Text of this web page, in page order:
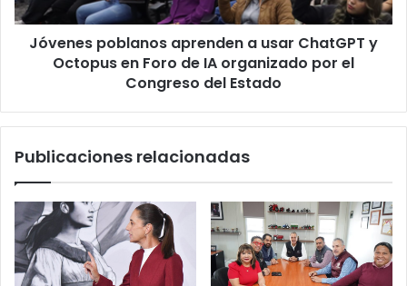
en
Foro
por
Congreso
Jóvenes poblanos aprenden a usar ChatGPT y
Octopus en Foro de IA organizado por el
Congreso del Estado
Publicaciones relacionadas